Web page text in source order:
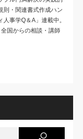
則・関連書式作成ハン
事学Q＆A」連載中。
国からの相談・講師